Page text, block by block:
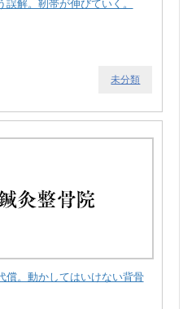
誤解。靭帯が伸びていく。
未分類
償。動かしてはいけない背骨